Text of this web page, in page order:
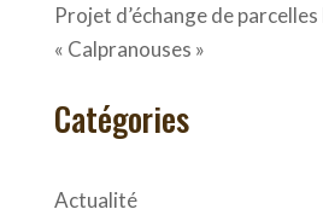
Projet d’échange de
« Calpranouses »
Catégories
Actualité